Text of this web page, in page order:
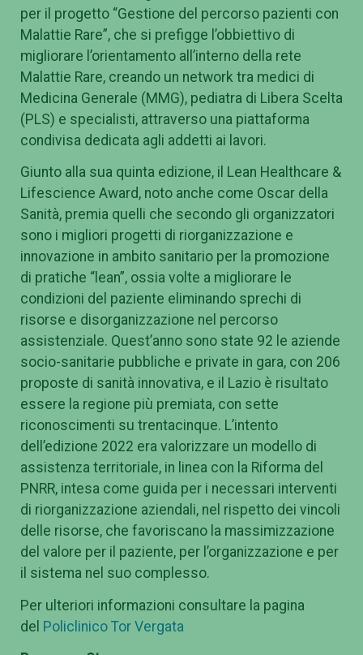
per il progetto “Gestione del percorso pazienti con
Malattie Rare”, che si prefigge l’obbiettivo di
migliorare l’orientamento all’interno della rete
Malattie Rare, creando un network tra medici di
Medicina Generale (MMG), pediatra di Libera Scelta
(PLS) e specialisti, attraverso una piattaforma
condivisa dedicata agli addetti ai lavori.
Giunto alla sua quinta edizione, il Lean Healthcare &
Lifescience Award, noto anche come Oscar della
Sanità, premia quelli che secondo gli organizzatori
sono i migliori progetti di riorganizzazione e
innovazione in ambito sanitario per la promozione
di pratiche “lean”, ossia volte a migliorare le
condizioni del paziente eliminando sprechi di
risorse e disorganizzazione nel percorso
assistenziale. Quest’anno sono state 92 le aziende
socio-sanitarie pubbliche e private in gara, con 206
proposte di sanità innovativa, e il Lazio è risultato
essere la regione più premiata, con sette
riconoscimenti su trentacinque. L’intento
dell’edizione 2022 era valorizzare un modello di
assistenza territoriale, in linea con la Riforma del
PNRR, intesa come guida per i necessari interventi
di riorganizzazione aziendali, nel rispetto dei vincoli
delle risorse, che favoriscano la massimizzazione
del valore per il paziente, per l’organizzazione e per
il sistema nel suo complesso.
Per ulteriori informazioni consultare la pagina
del Policlinico Tor Vergata